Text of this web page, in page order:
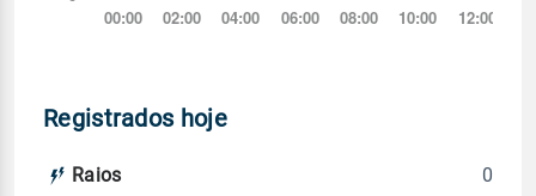
Registrados hoje
Raios 0